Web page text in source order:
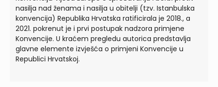
nasilja nad ženama i nasilja u obitelji (tzv. Istanbulska
konvencija) Republika Hrvatska ratificirala je 2018., a
2021. pokrenut je i prvi postupak nadzora primjene
Konvencije. U kraćem pregledu autorica predstavlja
glavne elemente izvješća o primjeni Konvencije u
Republici Hrvatskoj.